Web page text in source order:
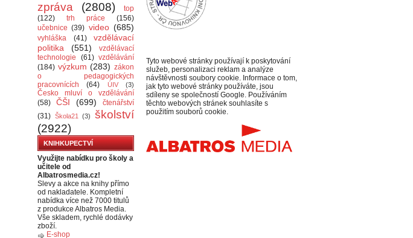
zpráva
(2808)
top
(122)
trh práce
(156)
učebnice (39) video (685)
vyhláška (41)
vzdělávací
politika
(551)
vzdělávací
technologie
(61) vzdělávání
(184) výzkum (283) zákon
o pedagogických
pracovnících
(64) ÚIV (3)
Česko mluví o vzdělávání
(58)
ČŠI (699)
čtenářství
(31) Škola21 (3)
školství
(2922)
KNIHKUPECTVÍ
Využijte nabídku pro školy a
učitele od
Albatrosmedia.cz!
Slevy a akce na knihy přímo
od nakladatele. Kompletní
nabídka více než 7000 titulů
z produkce Albatros Media.
Vše skladem, rychlé dodávky
zboží.
E-shop
Tyto webové stránky používají k poskytování
služeb, personalizaci reklam a analýze
návštěvnosti soubory cookie. Informace o tom,
jak tyto webové stránky používáte, jsou
sdíleny se společností Google. Používáním
těchto webových stránek souhlasíte s
použitím souborů cookie.